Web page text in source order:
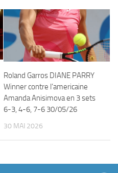
Roland Garros DIANE PARRY
Winner contre l’americaine
Amanda Anisimova en 3 sets
6-3, 4-6, 7-6 30/05/26
30 MAI 2026